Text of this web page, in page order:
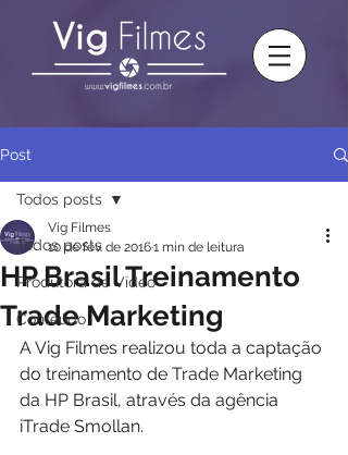
Post
Todos posts
Produtora de Vídeo
Conteúdo
Todos posts
HP Brasil Treinamento
Trade Marketing
Vig Filmes
10 de fev. de 20161 min de leitura
A Vig Filmes realizou toda a captação
do treinamento de Trade Marketing
da HP Brasil, através da agência
iTrade Smollan.